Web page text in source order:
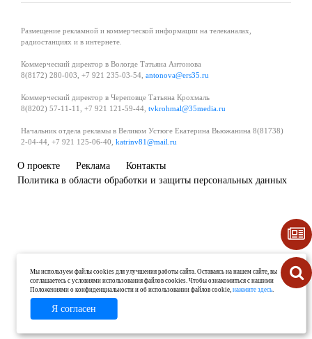
Размещение рекламной и коммерческой информации на телеканалах,
радиостанциях и в интернете.
Коммерческий директор в Вологде Татьяна Антонова
8(8172) 280-003, +7 921 235-03-54, antonova@ers35.ru
Коммерческий директор в Череповце Татьяна Крохмаль
8(8202) 57-11-11, +7 921 121-59-44, tvkrohmal@35media.ru
Начальник отдела рекламы в Великом Устюге Екатерина Вьюжанина 8(81738)
2-04-44, +7 921 125-06-40, katrinv81@mail.ru
О проекте Реклама
Контакты
Политика в области обработки и защиты персональных данных
Мы используем файлы cookies для улучшения работы сайта. Оставаясь на нашем сайте, вы
соглашаетесь с условиями использования файлов cookies. Чтобы ознакомиться с нашими
Положениями о конфиденциальности и об использовании файлов cookie,нажмите здесь.
Я согласен